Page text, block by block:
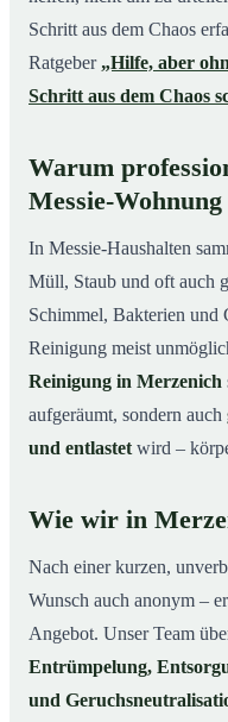
Schritt aus dem Chaos
Ratgeber „Hilfe, aber
Schritt aus dem Chaos
Warum
Messie-
In Messie-Haushalten
Müll, Staub und oft auch
Schimmel, Bakterien und
Reinigung meist
Reinigung in Merzenich
aufgeräumt, sondern auch
und entlastet wird –
Wie wir in
Nach einer kurzen,
Wunsch auch anonym –
Angebot. Unser Team
Entrümpelung,
und